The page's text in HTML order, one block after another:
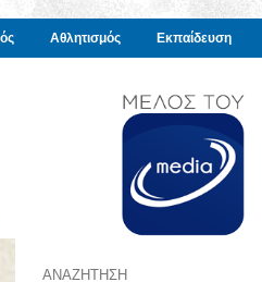
Αθλητισμός Εκπαίδευση